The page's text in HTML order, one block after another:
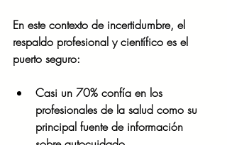
En este contexto de incertidumbre, el
respaldo profesional y científico es el
puerto seguro:
Casi un 70% confía en los
profesionales de la salud como su
principal fuente de información